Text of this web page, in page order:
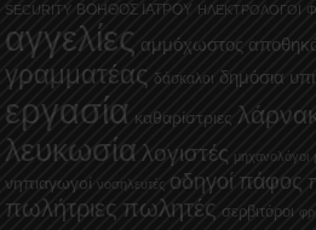
SECURITY ΒΟΗΘΟΣ ΙΑΤΡΟΥ ΗΛΕΚΤΡΟΛΟΓΟΙ
αγγελίες αμμόχωστος
γραμματέας δάσκαλοι δημόσια
εργασία καθαρίστριες
λευκωσία λογιστές μηχανολόγοι
νηπιαγωγοί νοσηλευτές οδηγοί πάφος
πωλήτριες πωλητές σερβιτόροι